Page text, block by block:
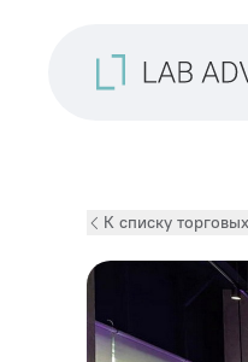
К списку